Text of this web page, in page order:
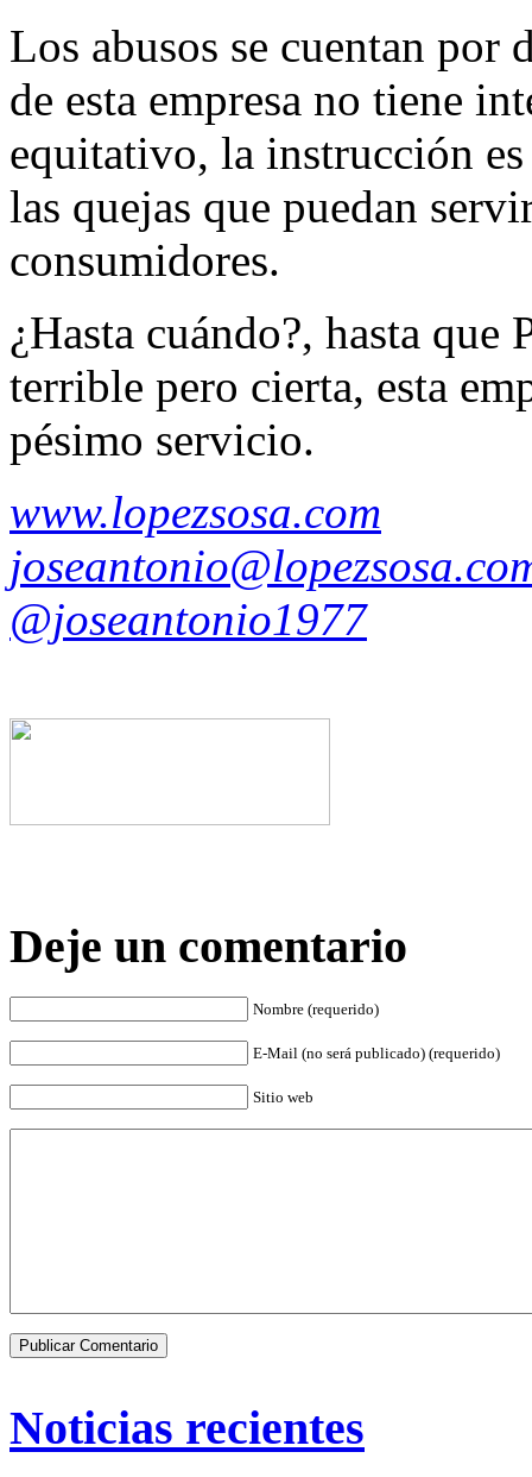
Los abusos se cuentan por
de esta empresa no tiene
equitativo, la instrucción
las quejas que puedan
consumidores.
¿Hasta cuándo?, hasta que
terrible pero cierta, esta
pésimo servicio.
www.lopezsosa.com
@joseantonio1977
Deje un comentario
Nombre (requerido)
E-Mail (no será publicado) (requerido)
Sitio web
Noticias recientes